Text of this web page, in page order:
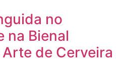
no
na Bienal
de Cerveira